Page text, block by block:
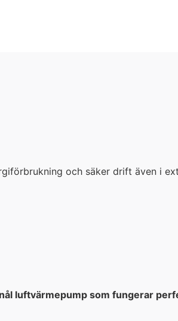
och säker drift även i
luftvärmepump som fungerar